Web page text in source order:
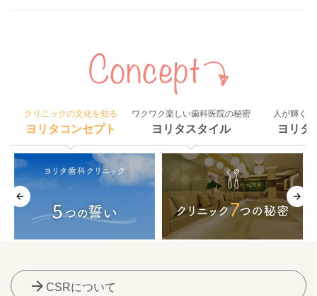
クリニックの文化を知る
ヨリタコンセプト
ワクワク楽しい歯科医院の秘密
ヨリタスタイル
人が輝く
ヨリタ
arrow_forward CSRについて